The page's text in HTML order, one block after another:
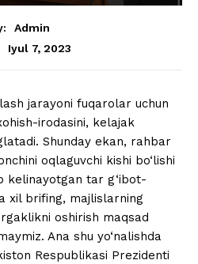
Admin
Iyul 7, 2023
jarayoni fuqarolar uchun
irodasini, kelajak
Shunday ekan, rahbar
oqlaguvchi kishi bo‘lishi
kelinayotgan tar g‘ibot-
xil brifing, majlislarning
oshirish maqsad
Ana shu yo‘nalishda
Respublikasi Prezidenti